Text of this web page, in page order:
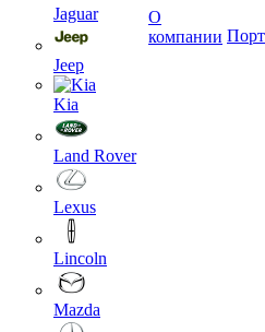
Jaguar
Jeep
Kia
Land Rover
Lexus
Lincoln
Mazda
О
компании